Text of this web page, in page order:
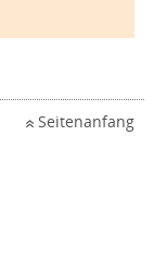
Seitenanfang